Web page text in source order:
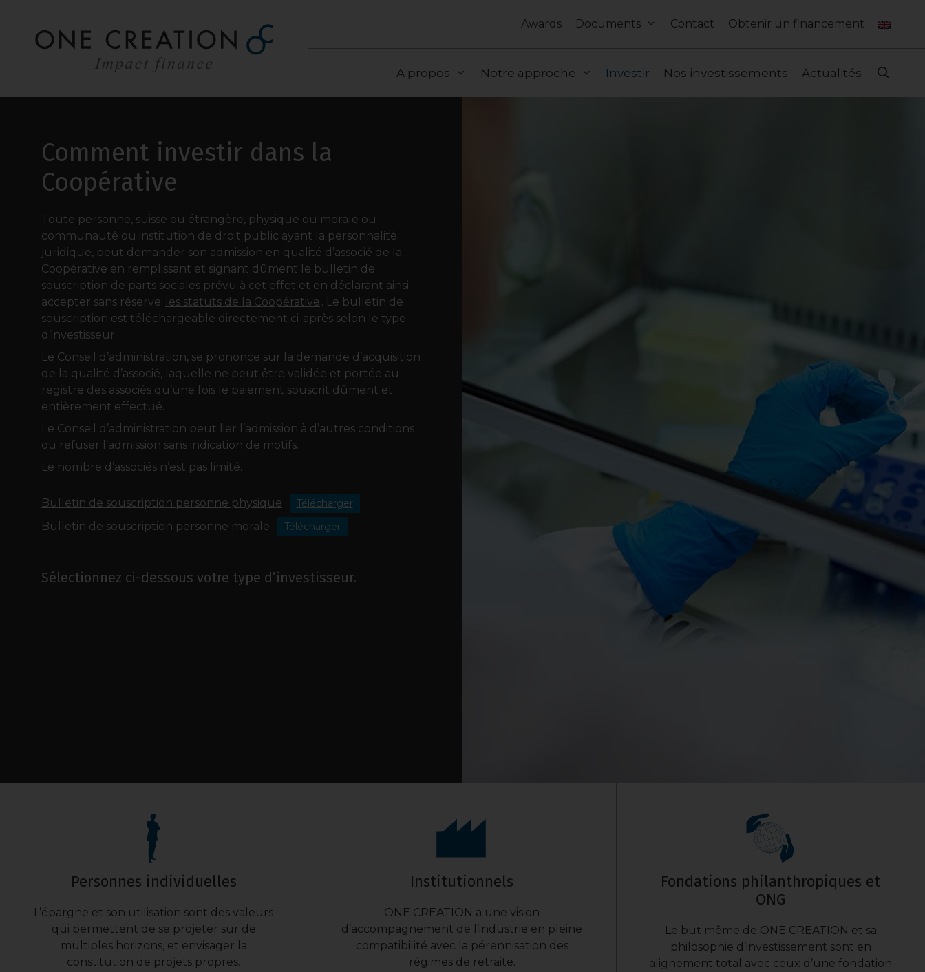
contenu
Awards Documents Contact Obtenir un financement
A propos Notre approche Investir Nos investissements Actualités
Comment investir dans la
Coopérative
Toute personne, suisse ou étrangère, physique ou morale ou
communauté ou institution de droit public ayant la personnalité
juridique, peut demander son admission en qualité d’associé de la
Coopérative en remplissant et signant dûment le bulletin de
souscription de parts sociales prévu à cet effet et en déclarant ainsi
accepter sans réserve
les statuts de la Coopérative . Le bulletin de
souscription est téléchargeable directement ci-après selon le type
d’investisseur.
Le Conseil d’administration, se prononce sur la demande d’acquisition
de la qualité d’associé, laquelle ne peut être validée et portée au
registre des associés qu’une fois le paiement souscrit dûment et
entièrement effectué.
Le Conseil d’administration peut lier l’admission à d’autres conditions
ou refuser l’admission sans indication de motifs.
Le nombre d’associés n’est pas limité.
Bulletin de souscription personne physique Télécharger
Bulletin de souscription personne morale Télécharger
Sélectionnez ci-dessous votre type d’investisseur.
Personnes individuelles
L’épargne et son utilisation sont des valeurs
qui permettent de se projeter sur de
multiples horizons, et envisager la
constitution de projets propres.
Institutionnels
ONE CREATION a une vision
d’accompagnement de l’industrie en pleine
compatibilité avec la pérennisation des
régimes de retraite.
Fondations philanthropiques et
ONG
Le but même de ONE CREATION et sa
philosophie d’investissement sont en
alignement total avec ceux d’une fondation